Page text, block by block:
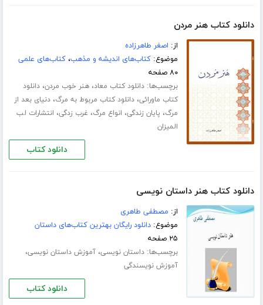
دانلود کتاب هنر مردن
از: اصغر طاهرزاده
موضوع:کتاب‌های اندیشه و مذهب،کتاب‌های علمی
۸۰ صفحه
برچسب‌ها:دانلود کتاب معاد،هنر خوب مردن،دانلود
کتاب ماورائی،دانلود کتاب مربوط به مرگ،دنیای بعد از
مرگ، پایان زندگی، انواع مرگ، غرب زدگی، انتشارات لب
المیزان
دانلود کتاب
دانلود کتاب هنر داستان نویسی
از: مصطفی طاهری
موضوع:دانلود رایگان بهترین کتاب‌های داستان
۲۵ صفحه
برچسب‌ها:داستان نویسی،آموزش داستان نویسی،
آموزش نویسندگی
دانلود کتاب